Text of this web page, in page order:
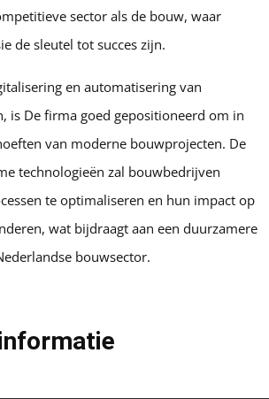
sector als de bouw, waar
de sleutel tot succes zijn.
en automatisering van
is De firma goed gepositioneerd om in
van moderne bouwprojecten. De
technologieën zal bouwbedrijven
te optimaliseren en hun impact op
wat bijdraagt aan een duurzamere
bouwsector.